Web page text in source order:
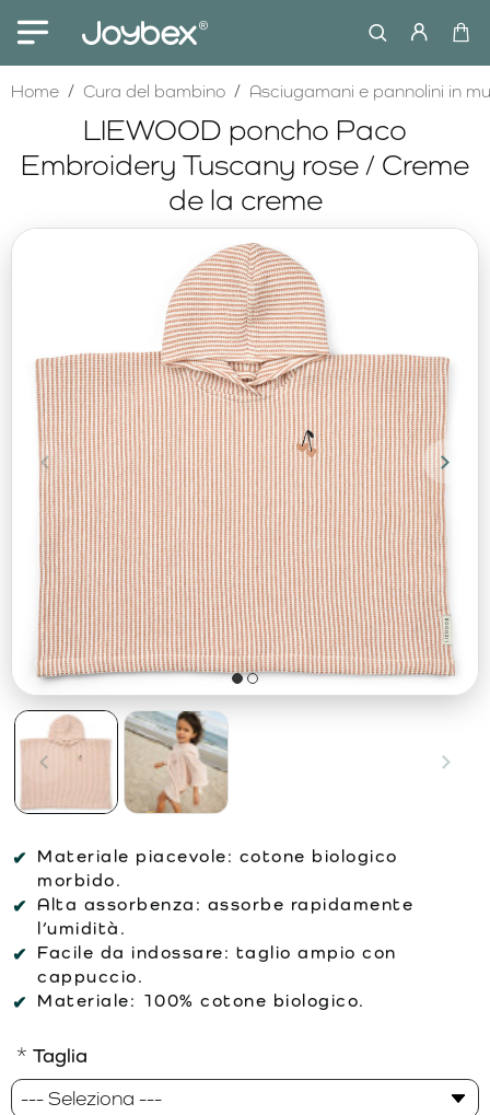
LIEWOOD poncho Paco
Embroidery Tuscany rose / Creme
de la creme
HomehomeCura del bambino Asciugamani e pannolini in
Materiale piacevole: cotone biologico
morbido.
Alta assorbenza: assorbe rapidamente
l’umidità.
Facile da indossare: taglio ampio con
cappuccio.
Materiale: 100% cotone biologico.
Taglia